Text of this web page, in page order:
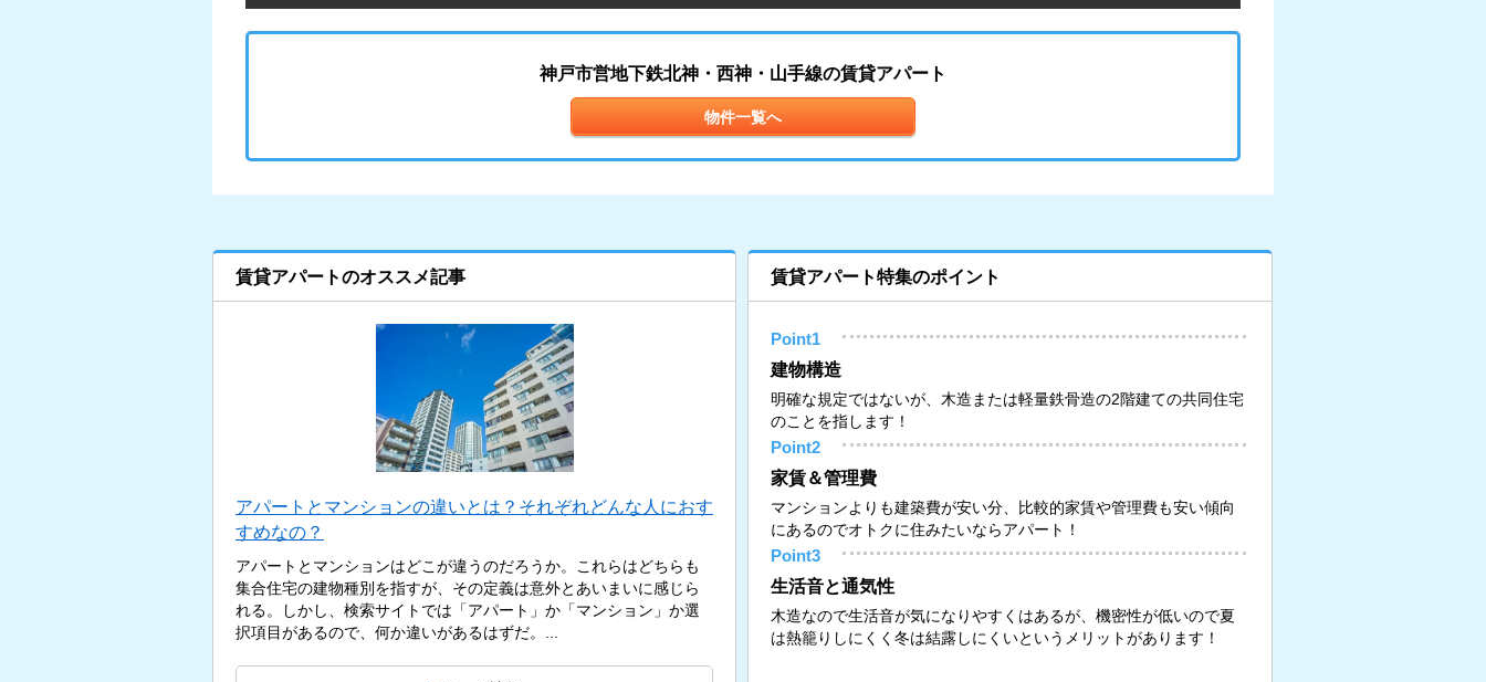
神戸市営地下鉄北神・西神・山手線の賃貸アパート
物件一覧へ
賃貸アパートのオススメ記事
アパートとマンションの違いとは？それぞれどんな人におす
すめなの？
アパートとマンションはどこが違うのだろうか。これらはどちらも
集合住宅の建物種別を指すが、その定義は意外とあいまいに感じら
れる。しかし、検索サイトでは「アパート」か「マンション」か選
択項目があるので、何か違いがあるはずだ。...
賃貸アパート特集のポイント
Point1
建物構造
明確な規定ではないが、木造または軽量鉄骨造の2階建ての共同住宅
のことを指します！
Point2
家賃＆管理費
マンションよりも建築費が安い分、比較的家賃や管理費も安い傾向
にあるのでオトクに住みたいならアパート！
Point3
生活音と通気性
木造なので生活音が気になりやすくはあるが、機密性が低いので夏
は熱籠りしにくく冬は結露しにくいというメリットがあります！